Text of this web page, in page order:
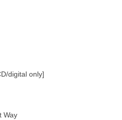
digital only]
Way